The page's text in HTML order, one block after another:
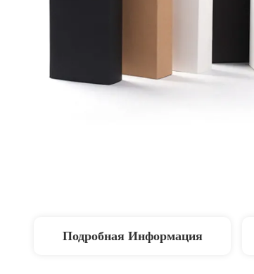
Подробная Информация